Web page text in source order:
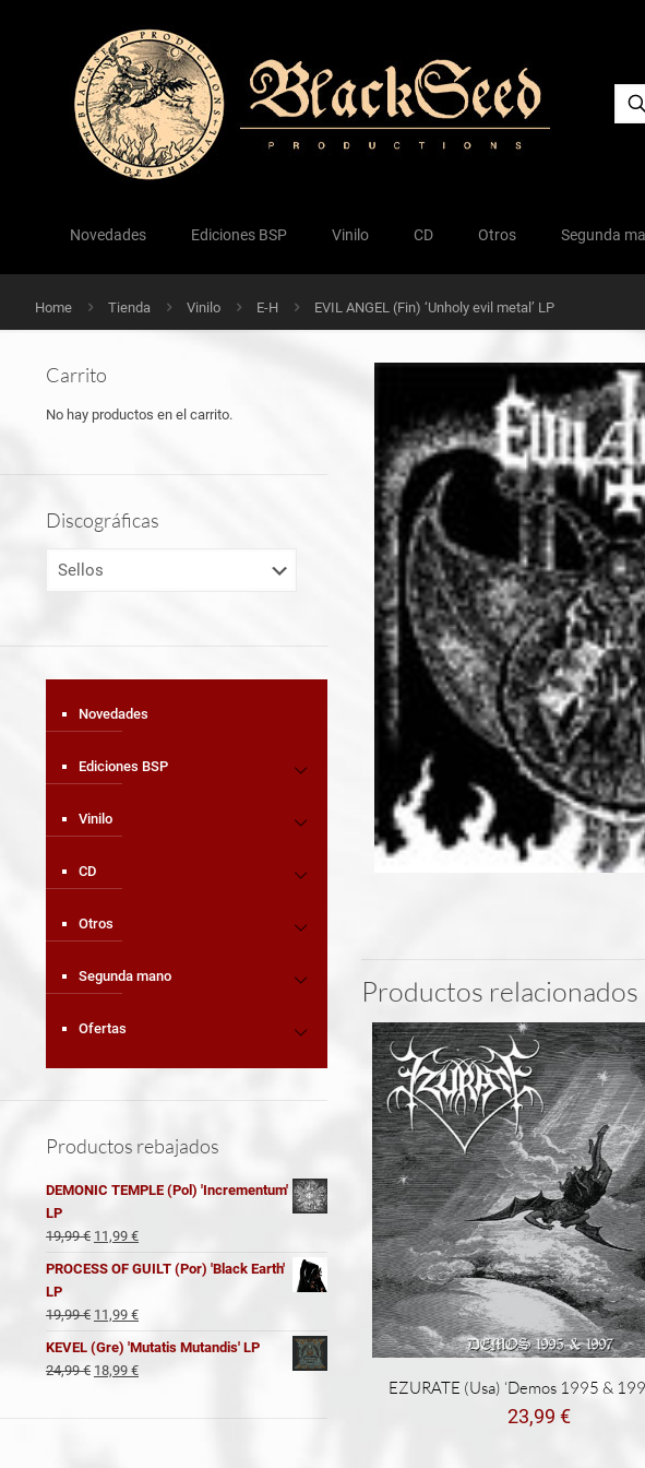
Novedades Ediciones BSP Vinilo CD Otros Segunda
Home Tienda Vinilo E-H EVIL ANGEL (Fin) ‘Unholy evil metal’ LP
Productos relacionados
EZURATE (Usa) ‘Demos 1995 &
23,99€
Carrito
No hay productos en el carrito.
Discográficas
Novedades
Ediciones BSP
Vinilo
CD
Otros
Segunda mano
Ofertas
Productos rebajados
DEMONIC TEMPLE (Pol) 'Incrementum'
LP
19,99€ El
19,99 €.
11,99 €El
precio
11,99 €.
PROCESS OF GUILT (Por) 'Black Earth'
LP
19,99€ El
original
era:
11,99 €El
es:
KEVEL (Gre) 'Mutatis Mutandis' LP
24,99€ El
18,99 €El